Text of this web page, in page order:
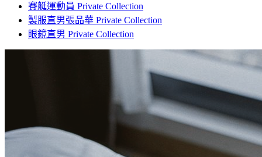
賽艇運動員 Private Collection
製服直男張品華 Private Collection
眼鏡直男 Private Collection